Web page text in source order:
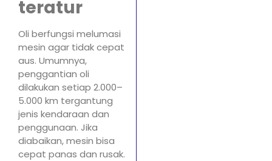
teratur
Oli berfungsi melumasi
mesin agar tidak cepat
aus. Umumnya,
penggantian oli
dilakukan setiap 2.000–
5.000 km tergantung
jenis kendaraan dan
penggunaan. Jika
diabaikan, mesin bisa
cepat panas dan rusak.